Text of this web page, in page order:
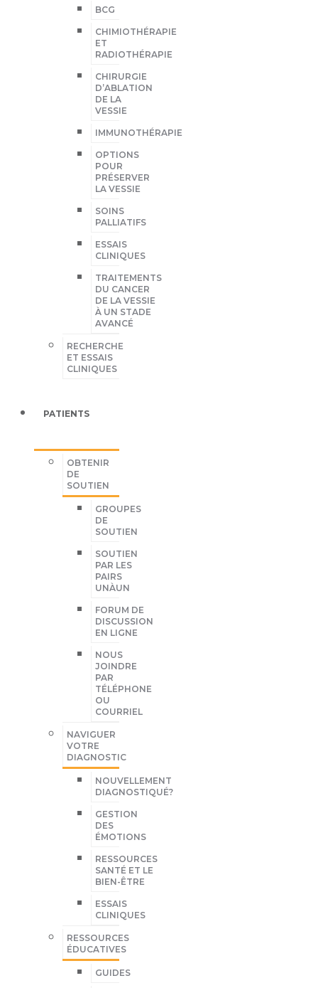
BCG
CHIMIOTHÉRAPIE
ET
RADIOTHÉRAPIE
CHIRURGIE
D’ABLATION
DE LA
VESSIE
IMMUNOTHÉRAPIE
OPTIONS
POUR
PRÉSERVER
LA VESSIE
SOINS
PALLIATIFS
ESSAIS
CLINIQUES
TRAITEMENTS
DU CANCER
DE LA VESSIE
À UN STADE
AVANCÉ
RECHERCHE
ET ESSAIS
CLINIQUES
PATIENTS
OBTENIR
DE
SOUTIEN
GROUPES
DE
SOUTIEN
SOUTIEN
PAR LES
PAIRS
UNÀUN
FORUM DE
DISCUSSION
EN LIGNE
NOUS
JOINDRE
PAR
TÉLÉPHONE
OU
COURRIEL
NAVIGUER
VOTRE
DIAGNOSTIC
NOUVELLEMENT
DIAGNOSTIQUÉ?
GESTION
DES
ÉMOTIONS
RESSOURCES
SANTÉ ET LE
BIEN-ÊTRE
ESSAIS
CLINIQUES
RESSOURCES
ÉDUCATIVES
GUIDES